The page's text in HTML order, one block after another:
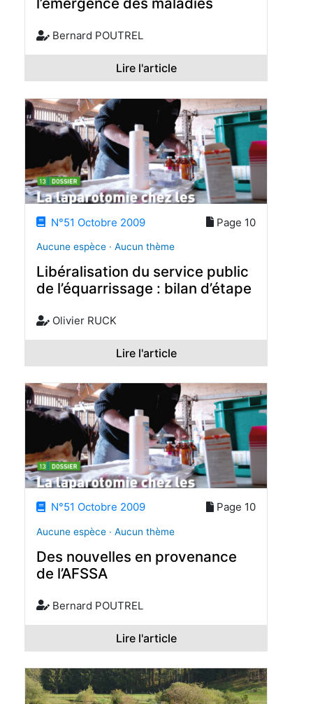
Bernard POUTREL
Lire l'article
N°51 Octobre 2009 Page 10
Aucune espèce · Aucun thème
Libéralisation du service public
de l’équarrissage : bilan d’étape
Olivier RUCK
Lire l'article
N°51 Octobre 2009 Page 10
Aucune espèce · Aucun thème
Des nouvelles en provenance
de l’AFSSA
Bernard POUTREL
Lire l'article